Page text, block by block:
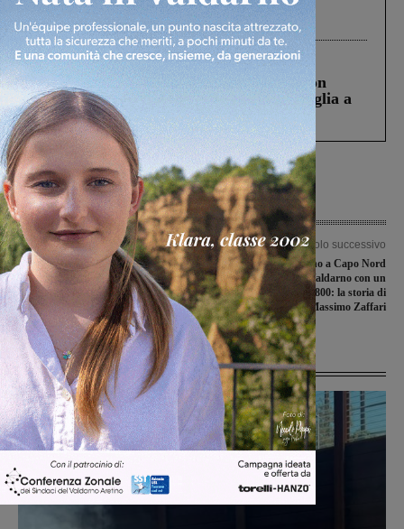
Gianni, Giulia e Franco. Lo schianto, il
processo, lo stop ai sorpassi fra tir....
Cronaca 3 Agosto 2026
Scomparso da una struttura di Castiglion
Fiorentino l’uomo che aveva ucciso la figlia a
Levane nel 2020
Articolo precedente
Incroci interessanti nel turno
pasquale di Prima e Seconda
categoria
Articolo successivo
Dalla Sicilia fino a Capo Nord
passando per il Valdarno con un
velocipide dell’800: la storia di
Massimo Zaffari
Ultime Notizie